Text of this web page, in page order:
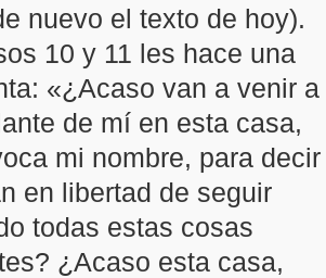
nuevo el texto de hoy).
10 y 11 les hace una
«¿Acaso van a venir a
de mí en esta casa,
mi nombre, para decir
en libertad de seguir
todas estas cosas
¿Acaso esta casa,